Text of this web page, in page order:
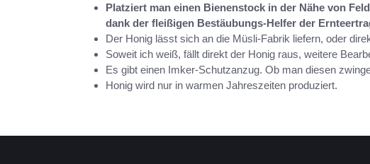
Platziert man einen Bienenstock in der Nähe von
dank der fleißigen Bestäubungs-Helfer der
Der Honig lässt sich an die Müsli-Fabrik liefern, oder
Soweit ich weiß, fällt direkt der Honig raus, weitere
Es gibt einen Imker-Schutzanzug. Ob man diesen
Honig wird nur in warmen Jahreszeiten produziert.